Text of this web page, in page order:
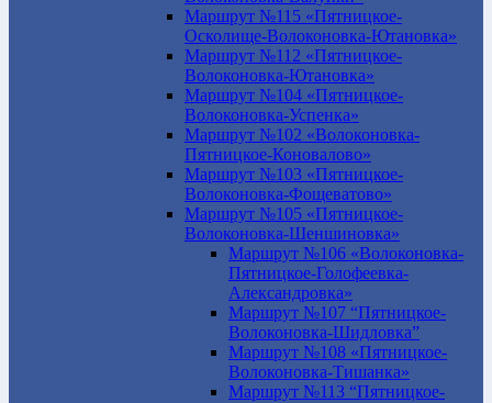
Маршрут №115 «Пятницкое-
Осколище-Волоконовка-Ютановка»
Маршрут №112 «Пятницкое-
Волоконовка-Ютановка»
Маршрут №104 «Пятницкое-
Волоконовка-Успенка»
Маршрут №102 «Волоконовка-
Пятницкое-Коновалово»
Маршрут №103 «Пятницкое-
Волоконовка-Фощеватово»
Маршрут №105 «Пятницкое-
Волоконовка-Шеншиновка»
Маршрут №106 «Волоконовка-
Пятницкое-Голофеевка-
Александровка»
Маршрут №107 “Пятницкое-
Волоконовка-Шидловка”
Маршрут №108 «Пятницкое-
Волоконовка-Тишанка»
Маршрут №113 “Пятницкое-